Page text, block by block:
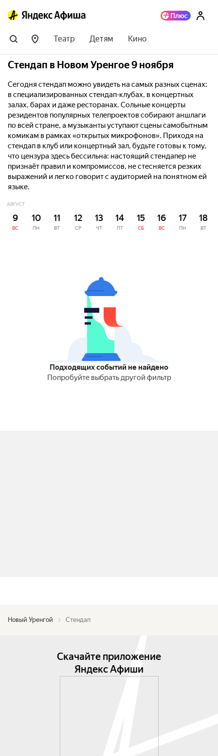
Театр Детям Кино
Стендап в Новом Уренгое 9 ноября
Сегодня стендап можно увидеть на самых разных сценах:
в специализированных стендап-клубах, в концертных
залах, барах и даже ресторанах. Сольные концерты
резидентов популярных телепроектов собирают аншлаги
по всей стране, а музыканты уступают сцены самобытным
комикам в рамках «открытых микрофонов». Приходя на
стендап в клуб или концертный зал, будьте готовы к тому,
что цензура здесь бессильна: настоящий стендапер не
признаёт правил и компромиссов, не стесняется резких
выражений и легко говорит с аудиторией на понятном ей
языке.
АВГУСТ
9
ВС
10
ПН
11
ВТ
12
СР
13
ЧТ
14
ПТ
15
СБ
16
ВС
17
ПН
18
ВТ
Подходящих событий не найдено
Попробуйте выбрать другой фильтр
Новый Уренгой Стендап
Скачайте приложение
Яндекс Афиши